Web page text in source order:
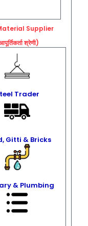
Supplier
श्रेणी)
Trader
Gitti & Bricks
& Plumbing